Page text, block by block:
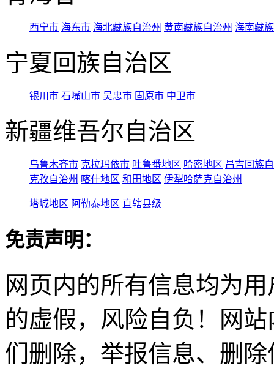
西宁市 海东市 海北藏族自治州 黄南藏族自治州 海南藏
宁夏回族自治区
银川市 石嘴山市 吴忠市 固原市 中卫市
新疆维吾尔自治区
乌鲁木齐市 克拉玛依市 吐鲁番地区 哈密地区 昌吉回族
克孜自治州 喀什地区 和田地区 伊犁哈萨克自治州
塔城地区 阿勒泰地区 直辖县级
免责声明：
网页内的所有信息均为
的虚假，风险自负！网
们删除，举报信息、删